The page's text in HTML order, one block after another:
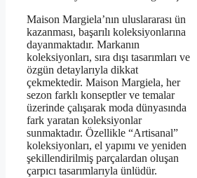
Maison Margiela’nın uluslararası ün
kazanması, başarılı koleksiyonlarına
dayanmaktadır. Markanın
koleksiyonları, sıra dışı tasarımları ve
özgün detaylarıyla dikkat
çekmektedir. Maison Margiela, her
sezon farklı konseptler ve temalar
üzerinde çalışarak moda dünyasında
fark yaratan koleksiyonlar
sunmaktadır. Özellikle “Artisanal”
koleksiyonları, el yapımı ve yeniden
şekillendirilmiş parçalardan oluşan
çarpıcı tasarımlarıyla ünlüdür.